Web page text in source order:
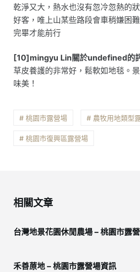
乾淨又大，熱水也沒有忽冷忽熱的
好客，唯上山某些路段會車稍嫌困
完畢才能前行
[10]mingyu Lin關於undefined的
草皮養護的非常好，鬆軟如地毯。
味美！
# 桃園市露營場 # 農牧用地類型
# 桃園市復興區露營場
相關文章
台灣地景花園休閒農場 – 桃園市露
禾善蒝地 – 桃園市露營場資訊